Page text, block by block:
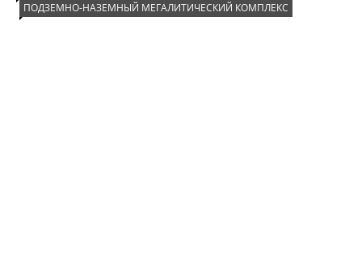
ПОДЗЕМНО-НАЗЕМНЫЙ МЕГАЛИТИЧЕСКИЙ КОМПЛЕКС